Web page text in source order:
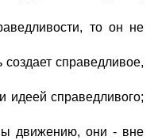
то он не
создает справедливое,
идеей справедливого;
движению, они - вне